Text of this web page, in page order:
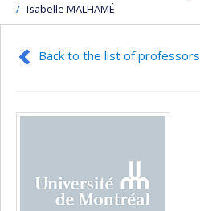
Isabelle MALHAMÉ
Back to the list of professors